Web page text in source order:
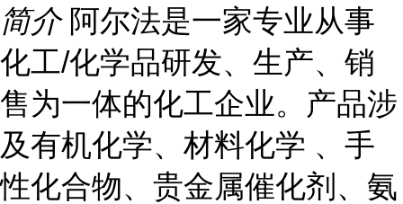
简介 阿尔法是一家专业从事
化工/化学品研发、生产、销
售为一体的化工企业。产品涉
及有机化学、材料化学 、手
性化合物、贵金属催化剂、氨